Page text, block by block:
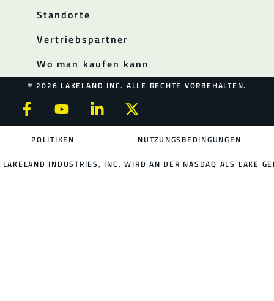
Standorte
Vertriebspartner
Wo man kaufen kann
© 2026 LAKELAND INC. ALLE RECHTE VORBEHALTEN.
POLITIKEN NUTZUNGSBEDINGUNGEN
LAKELAND INDUSTRIES, INC. WIRD AN DER NASDAQ ALS LAKE